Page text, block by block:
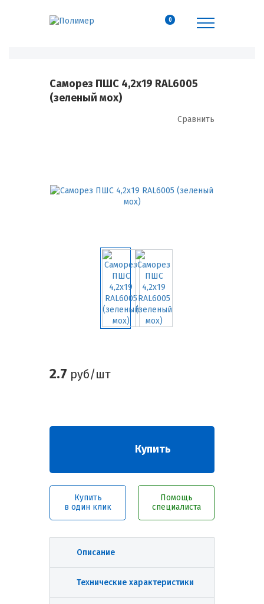
0
Саморез ПШС 4,2х19 RAL6005
(зеленый мох)
Сравнить
2.7 руб/шт
Купить
Купить
в один клик
Помощь
специалиста
Описание
Технические характеристики